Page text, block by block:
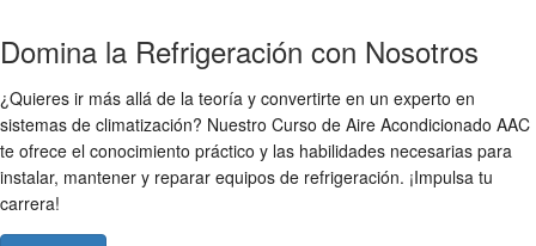
Domina la Refrigeración con Nosotros
¿Quieres ir más allá de la teoría y convertirte en un experto en
sistemas de climatización? Nuestro Curso de Aire Acondicionado AAC
te ofrece el conocimiento práctico y las habilidades necesarias para
instalar, mantener y reparar equipos de refrigeración. ¡Impulsa tu
carrera!